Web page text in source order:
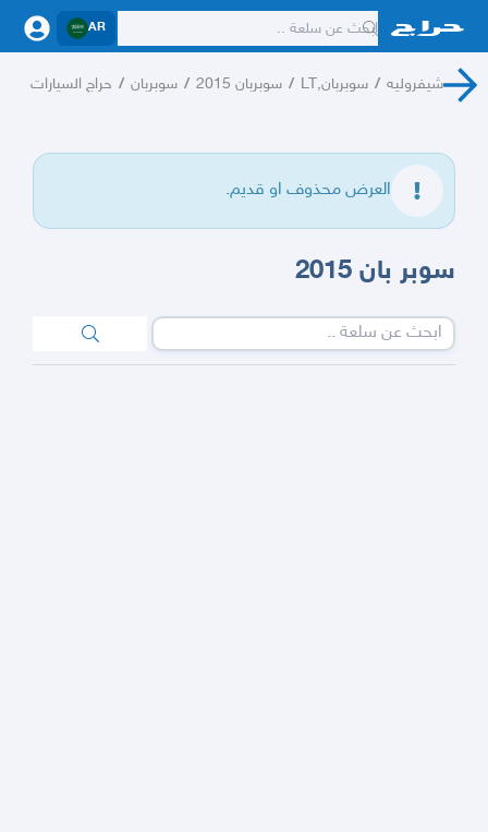
AR
شيفروليه / سوبربان,LT / سوبربان 2015 / سوبربان / حراج السيارات
العرض محذوف او قديم.
سوبر بان 2015